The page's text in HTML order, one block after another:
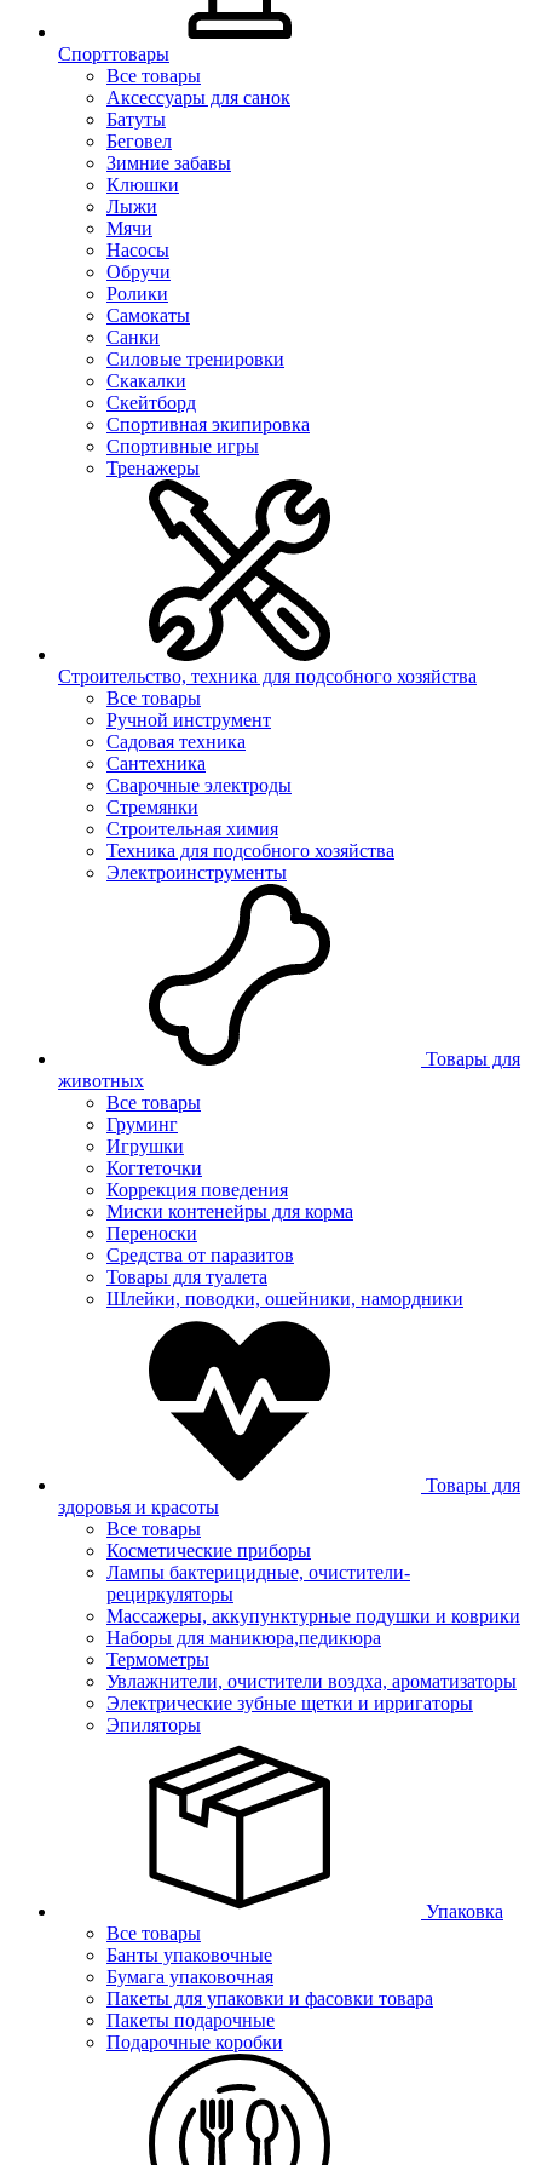
Спорттовары
Все товары
Аксессуары для санок
Батуты
Беговел
Зимние забавы
Клюшки
Лыжи
Мячи
Насосы
Обручи
Ролики
Самокаты
Санки
Силовые тренировки
Скакалки
Скейтборд
Спортивная экипировка
Спортивные игры
Тренажеры
Строительство, техника для подсобного хозяйства
Все товары
Ручной инструмент
Садовая техника
Сантехника
Сварочные электроды
Стремянки
Строительная химия
Техника для подсобного хозяйства
Электроинструменты
Товары для
животных
Все товары
Груминг
Игрушки
Когтеточки
Коррекция поведения
Миски контенейры для корма
Переноски
Средства от паразитов
Товары для туалета
Шлейки, поводки, ошейники, намордники
Товары для
здоровья и красоты
Все товары
Косметические приборы
Лампы бактерицидные, очистители-
рециркуляторы
Массажеры, аккупунктурные подушки и коврики
Наборы для маникюра,педикюра
Термометры
Увлажнители, очистители воздха, ароматизаторы
Электрические зубные щетки и ирригаторы
Эпиляторы
Упаковка
Все товары
Банты упаковочные
Бумага упаковочная
Пакеты для упаковки и фасовки товара
Пакеты подарочные
Подарочные коробки